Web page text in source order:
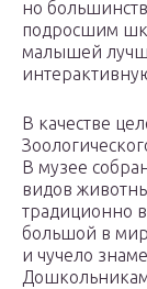
но
подросшим
малышей
В качестве
В музее
видов
традиционно
большой в
и чучело